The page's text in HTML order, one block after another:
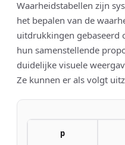
Waarheidstabellen zijn
het bepalen van de
uitdrukkingen gebaseerd
hun samenstellende
duidelijke visuele
Ze kunnen er als volgt
p